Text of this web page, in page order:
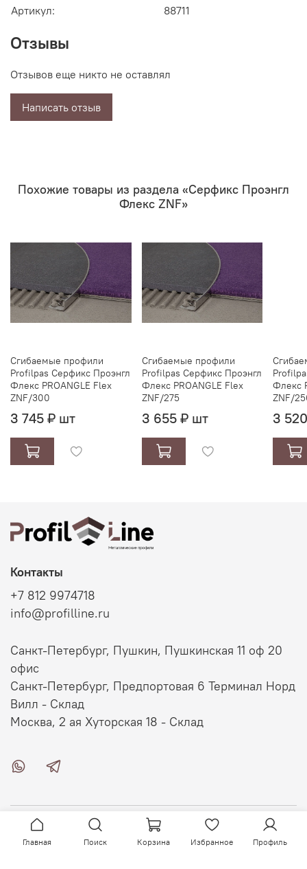
Артикул:
88711
Отзывы
Отзывов еще никто не оставлял
Написать отзыв
Похожие товары из раздела «Серфикс Проэнгл
Флекс ZNF»
Сгибаемые профили
Profilpas Серфикс Проэнгл
Флекс PROANGLE Flex
ZNF/300
3 745 ₽ шт
Сгибаемые профили
Profilpas Серфикс Проэнгл
Флекс PROANGLE Flex
ZNF/275
3 655 ₽ шт
Флекс
ZNF/
3
О магазине
Контакты
+7 812 9974718
info@profilline.ru
Санкт-Петербург, Пушкин, Пушкинская 11 оф 20
офис
Санкт-Петербург, Предпортовая 6 Терминал Норд
Вилл - Склад
Москва, 2 ая Хуторская 18 - Склад
Главная Поиск Корзина Избранное Профиль